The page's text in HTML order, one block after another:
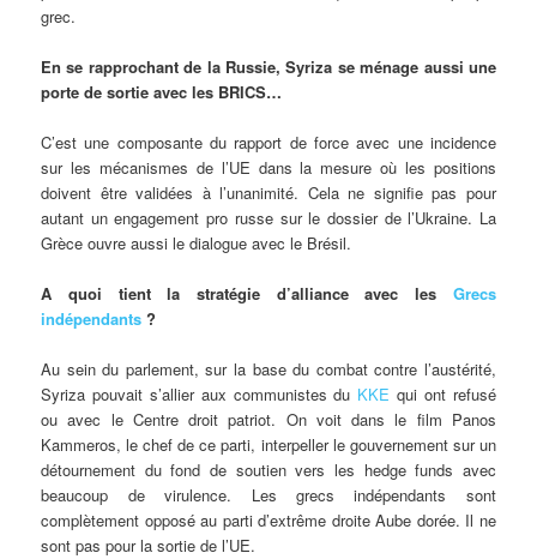
grec.
En se rapprochant de la Russie, Syriza se ménage aussi une
porte de sortie avec les BRICS…
C’est une composante du rapport de force avec une incidence
sur les mécanismes de l’UE dans la mesure où les positions
doivent être validées à l’unanimité. Cela ne signifie pas pour
autant un engagement pro russe sur le dossier de l’Ukraine. La
Grèce ouvre aussi le dialogue avec le Brésil.
A quoi tient la stratégie d’alliance avec les Grecs
indépendants ?
Au sein du parlement, sur la base du combat contre l’austérité,
Syriza pouvait s’allier aux communistes du KKE qui ont refusé
ou avec le Centre droit patriot. On voit dans le film Panos
Kammeros, le chef de ce parti, interpeller le gouvernement sur un
détournement du fond de soutien vers les hedge funds avec
beaucoup de virulence. Les grecs indépendants sont
complètement opposé au parti d’extrême droite Aube dorée. Il ne
sont pas pour la sortie de l’UE.